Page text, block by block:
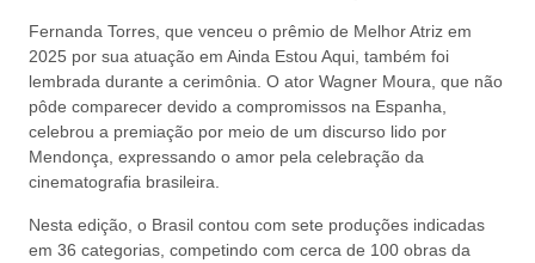
Fernanda Torres, que venceu o prêmio de Melhor Atriz em
2025 por sua atuação em Ainda Estou Aqui, também foi
lembrada durante a cerimônia. O ator Wagner Moura, que não
pôde comparecer devido a compromissos na Espanha,
celebrou a premiação por meio de um discurso lido por
Mendonça, expressando o amor pela celebração da
cinematografia brasileira.
Nesta edição, o Brasil contou com sete produções indicadas
em 36 categorias, competindo com cerca de 100 obras da